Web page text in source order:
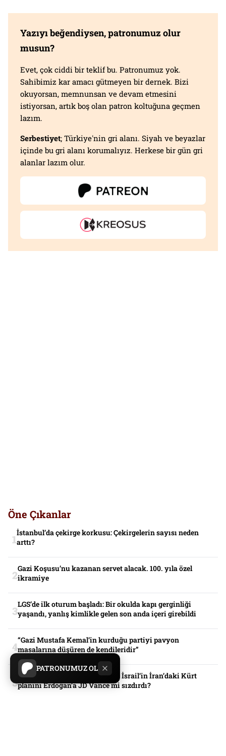
PATRONUMUZ OL
Yazıyı beğendiysen, patronumuz olur
musun?
Evet, çok ciddi bir teklif bu. Patronumuz yok.
Sahibimiz kar amacı gütmeyen bir dernek. Bizi
okuyorsan, memnunsan ve devam etmesini
istiyorsan, artık boş olan patron koltuğuna geçmen
lazım.
Serbestiyet; Türkiye'nin gri alanı. Siyah ve beyazlar
içinde bu gri alanı korumalıyız. Herkese bir gün gri
alanlar lazım olur.
Öne Çıkanlar
İstanbul’da çekirge korkusu: Çekirgelerin sayısı neden
arttı?
Gazi Koşusu’nu kazanan servet alacak. 100. yıla özel
ikramiye
LGS’de ilk oturum başladı: Bir okulda kapı gerginliği
yaşandı, yanlış kimlikle gelen son anda içeri girebildi
“Gazi Mustafa Kemal’in kurduğu partiyi pavyon
masalarına düşüren de kendileridir”
İsrail basınından çarpıcı iddia: İsrail’in İran’daki Kürt
planını Erdoğan’a JD Vance mi sızdırdı?